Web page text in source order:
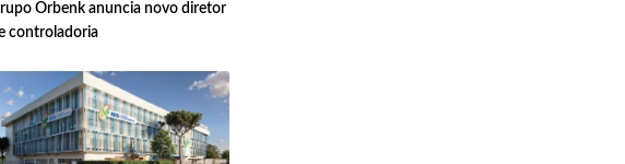
Orbenk anuncia novo diretor
controladoria